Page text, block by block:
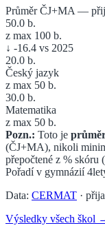
Průměr ČJ+MA —
50.0 b.
z max 100 b.
↓ -16.4 vs 2025
20.0 b.
Český jazyk
z max 50 b.
30.0 b.
Matematika
z max 50 b.
Pozn.: Toto je
(ČJ+MA), nikoli
přepočtené z % skóru
Pořadí v gymnázií
Data: CERMAT ·
Výsledky všech škol